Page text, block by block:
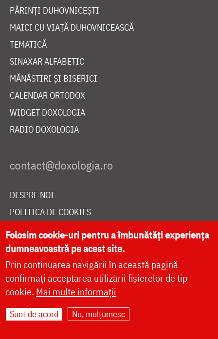
PĂRINȚI DUHOVNICEȘTI
MAICI CU VIAȚĂ DUHOVNICEASCĂ
TEMATICĂ
SINAXAR ALFABETIC
MĂNĂSTIRI ȘI BISERICI
CALENDAR ORTODOX
WIDGET DOXOLOGIA
RADIO DOXOLOGIA
DESPRE NOI
POLITICA DE COOKIES
DONEAZĂ ONLINE PENTRU CATEDRALA NAȚIONALĂ
LIVE
Site dezvoltat deDOXOLOGIA MEDIA
Arhiepiscopia Iașilor | ©
Folosim cookie-uri pentru a îmbunătăți experiența
dumneavoastră pe acest site.
Prin continuarea navigării în această pagină
confirmați acceptarea utilizării fișierelor de tip
cookie. Mai multe informații
Sunt de acord Nu, mulțumesc